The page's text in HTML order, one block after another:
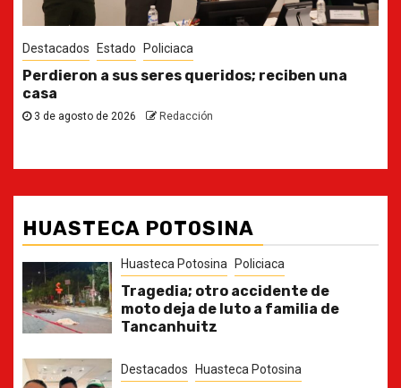
Destacados Estado
Ya casi, el quinto informe del Gobernador
30 de julio de 2026
HUASTECA POTOSINA
Huasteca Potosina Policiaca
Tragedia; otro accidente de
moto deja de luto a familia de
Tancanhuitz
Destacados Huasteca Potosina